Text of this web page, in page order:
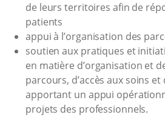
de leurs territoires afin de
patients
appui à l’organisation des
soutien aux pratiques et
en matière d’organisation et
parcours, d’accès aux soins
apportant un appui
projets des professionnels.